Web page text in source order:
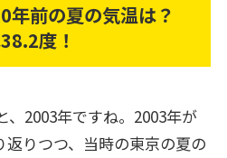
年前の夏の気温は？
度！
、2003年ですね。2003年が
返りつつ、当時の東京の夏の